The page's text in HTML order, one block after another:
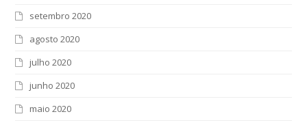
setembro 2020
agosto 2020
julho 2020
junho 2020
maio 2020